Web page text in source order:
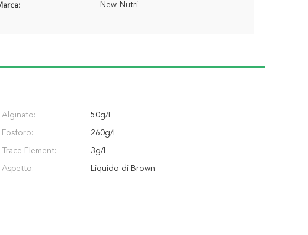
New-Nutri
Alginato: 50g/L
Fosforo: 260g/L
Trace Element: 3g/L
Aspetto: Liquido di Brown